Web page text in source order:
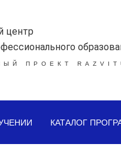
центр
ПРОЕКТ
КАТАЛОГ